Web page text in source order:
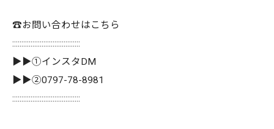
☎️お問い合わせはこちら
:::::::::::::::::::::::::::::::::::::
▶▶①インスタDM
▶▶②0797-78-8981
:::::::::::::::::::::::::::::::::::::